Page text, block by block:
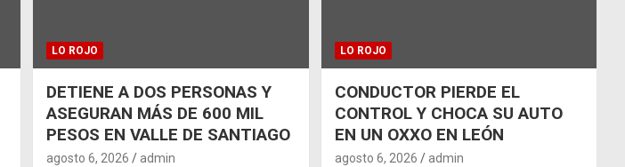
LO ROJO
DETIENE A DOS PERSONAS Y
ASEGURAN MÁS DE 600 MIL
PESOS EN VALLE DE SANTIAGO
agosto 6, 2026 admin
LO ROJO
CONDUCTOR PIERDE EL
CONTROL Y CHOCA SU AUTO
EN UN OXXO EN LEÓN
agosto 6, 2026 admin